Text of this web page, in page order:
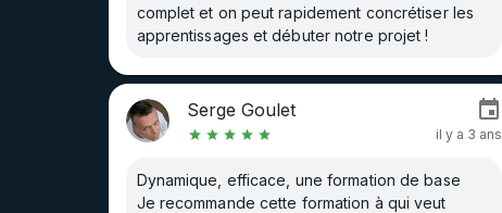
complet et on peut rapidement concrétiser les
apprentissages et débuter notre projet !
Serge Goulet
il y a 3 ans
Dynamique, efficace, une formation de base
Je recommande cette formation à qui veut